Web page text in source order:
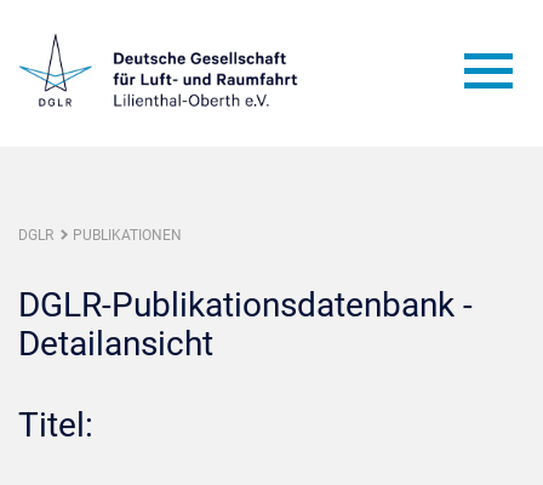
DGLR PUBLIKATIONEN
DGLR-Publikationsdatenbank -
Detailansicht
Titel: